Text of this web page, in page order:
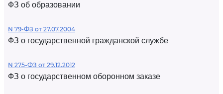
ФЗ об образовании
N 79-ФЗ от 27.07.2004
ФЗ о государственной гражданской службе
N 275-ФЗ от 29.12.2012
ФЗ о государственном оборонном заказе